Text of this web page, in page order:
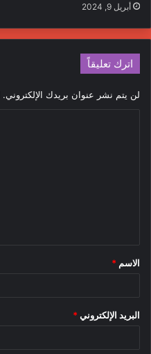
أبريل 9, 2024
اترك تعليقاً
لن يتم نشر عنوان بريدك الإلكتروني.
*
الاسم *
البريد الإلكتروني *